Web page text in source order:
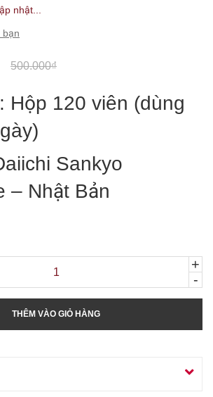
nhật...
bạn
500.000₫
: Hộp 120 viên (dùng
Sankyo
– Nhật Bản
-
+
THÊM VÀO GIỎ HÀNG